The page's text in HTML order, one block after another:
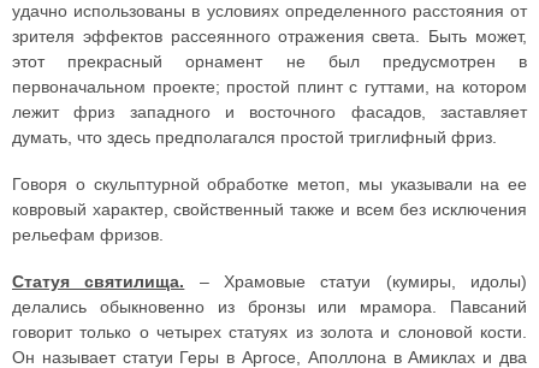
удачно использованы в условиях определенного расстояния от
зрителя эффектов рассеянного отражения света. Быть может,
этот прекрасный орнамент не был предусмотрен в
первоначальном проекте; простой плинт с гуттами, на котором
лежит фриз западного и восточного фасадов, заставляет
думать, что здесь предполагался простой триглифный фриз.
Говоря о скульптурной обработке метоп, мы указывали на ее
ковровый характер, свойственный также и всем без исключения
рельефам фризов.
Статуя святилища. – Храмовые статуи (кумиры, идолы)
делались обыкновенно из бронзы или мрамора. Павсаний
говорит только о четырех статуях из золота и слоновой кости.
Он называет статуи Геры в Аргосе, Аполлона в Амиклах и два